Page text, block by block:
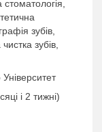
стоматологія,
зубів,
зубів,
i 2 тижні)